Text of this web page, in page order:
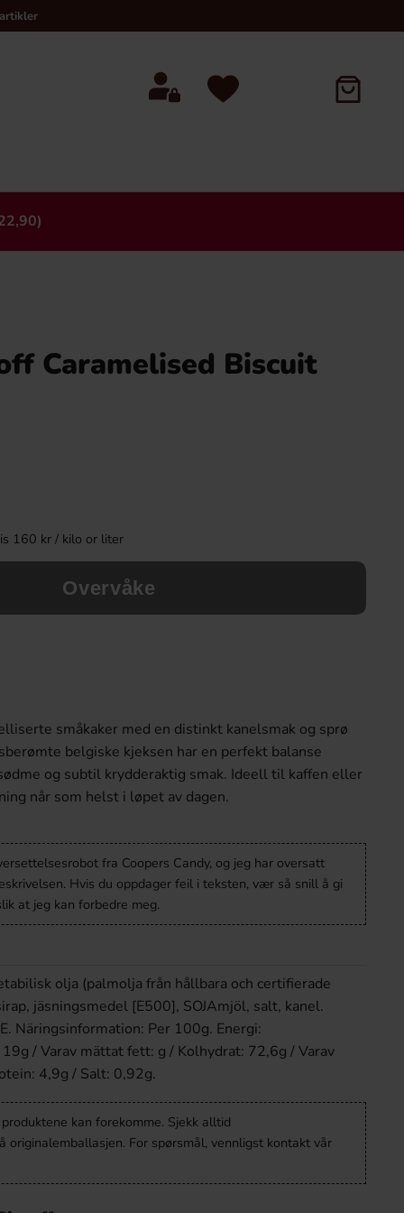
Caramelised Biscuit
160 kr / kilo or liter
Overvåke
småkaker med en distinkt kanelsmak og sprø
belgiske kjeksen har en perfekt balanse
og subtil krydderaktig smak. Ideell til kaffen eller
når som helst i løpet av dagen.
fra Coopers Candy, og jeg har oversatt
Hvis du oppdager feil i teksten, vær så snill å gi
at jeg kan forbedre meg.
olja (palmolja från hållbara och certifierade
jäsningsmedel [E500], SOJAmjöl, salt, kanel.
Näringsinformation: Per 100g. Energi:
/ Varav mättat fett: g / Kolhydrat: 72,6g / Varav
4,9g / Salt: 0,92g.
kan forekomme. Sjekk alltid
originalemballasjen. For spørsmål, vennligst kontakt vår